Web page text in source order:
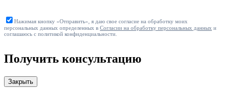
Нажимая кнопку «Отправить», я даю свое согласие на обработку моих
персональных данных определенных в Согласии на обработку персональных данных и
соглашаюсь с политикой конфиденциальности.
Получить консультацию
Закрыть